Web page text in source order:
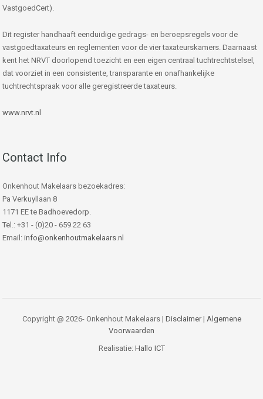
VastgoedCert).
Dit register handhaaft eenduidige gedrags- en beroepsregels voor de
vastgoedtaxateurs en reglementen voor de vier taxateurskamers. Daarnaast
kent het NRVT doorlopend toezicht en een eigen centraal tuchtrechtstelsel,
dat voorziet in een consistente, transparante en onafhankelijke
tuchtrechtspraak voor alle geregistreerde taxateurs.
www.nrvt.nl
Contact Info
Onkenhout Makelaars bezoekadres:
Pa Verkuyllaan 8
1171 EE te Badhoevedorp.
Tel.: +31 - (0)20 - 659 22 63
Email: info@onkenhoutmakelaars.nl
Copyright @ 2026- Onkenhout Makelaars | Disclaimer| Algemene
Voorwaarden
Realisatie: Hallo ICT